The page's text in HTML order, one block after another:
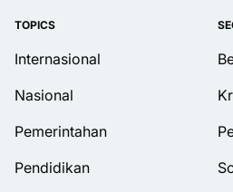
TOPICS
Internasional
Nasional
Pemerintahan
Pendidikan